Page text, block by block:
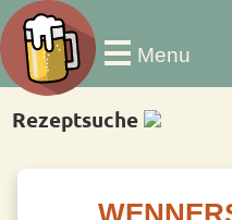
Menu
Rezeptsuche